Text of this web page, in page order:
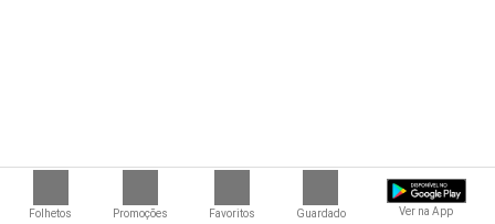
Folhetos Promoções Favoritos Guardado Ver na App